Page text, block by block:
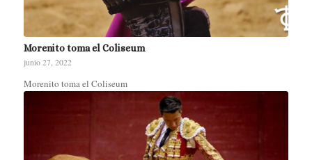
Morenito toma el Coliseum
junio 27, 2022
Morenito toma el Coliseum